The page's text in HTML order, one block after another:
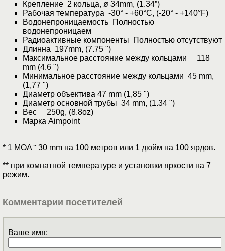
Крепление 2 кольца, ø 34mm, (1.34”)
Рабочая температура -30° - +60°C, (-20° - +140°F)
Водонепроницаемость Полностью
водонепроницаем
Радиоактивные компоненты Полностью отсутствуют
Длинна 197mm, (7.75 ")
Максимальное расстояние между кольцами 118
mm (4.6 ")
Минимальное расстояние между кольцами 45 mm,
(1,77 ")
Диаметр объектива 47 mm (1,85 ")
Диаметр основной трубы 34 mm, (1.34 ")
Вес 250g, (8.8oz)
Марка Aimpoint
* 1 MOA ˜ 30 mm на 100 метров или 1 дюйм на 100 ярдов.
** при комнатной температуре и установки яркости на 7
режим.
Комментарии посетителей
Ваше имя: